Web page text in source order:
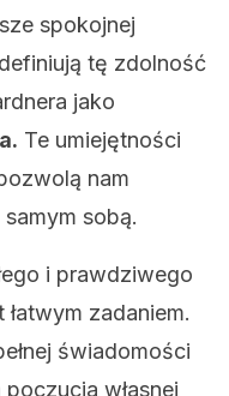
spokojnej
tę zdolność
jako
Te umiejętności
nam
sobą.
i prawdziwego
zadaniem.
świadomości
własnej